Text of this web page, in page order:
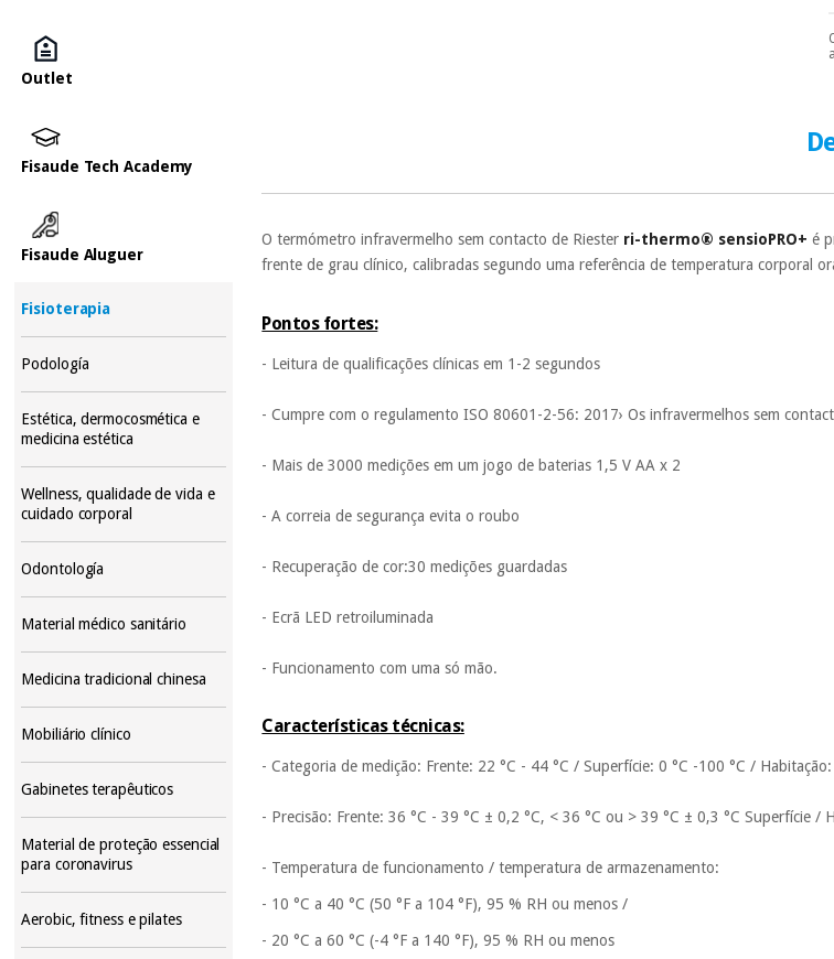
Outlet
Fisaude Tech Academy
Fisaude Aluguer
Fisioterapia
Podología
Estética, dermocosmética e
medicina estética
Wellness, qualidade de vida e
cuidado corporal
Odontología
Material médico sanitário
Medicina tradicional chinesa
Mobiliário clínico
Gabinetes terapêuticos
Material de proteção essencial
para coronavirus
Aerobic, fitness e pilates
O termómetro infravermelho sem contacto de Riester ri-thermo® sensioPRO+ é
frente de grau clínico, calibradas segundo uma referência de temperatura corporal
Pontos fortes:
- Leitura de qualificações clínicas em 1-2 segundos
- Cumpre com o regulamento ISO 80601-2-56: 2017› Os infravermelhos sem
- Mais de 3000 medições em um jogo de baterias 1,5 V AA x 2
- A correia de segurança evita o roubo
- Recuperação de cor:30 medições guardadas
- Ecrã LED retroiluminada
- Funcionamento com uma só mão.
Características técnicas:
- Categoria de medição: Frente: 22 °C - 44 °C / Superfície: 0 °C -100 °C /
- Precisão: Frente: 36 °C - 39 °C ± 0,2 °C, < 36 °C ou > 39 °C ± 0,3 °C Superfície /
- Temperatura de funcionamento / temperatura de armazenamento:
- 10 °C a 40 °C (50 °F a 104 °F), 95 % RH ou menos /
- 20 °C a 60 °C (-4 °F a 140 °F), 95 % RH ou menos